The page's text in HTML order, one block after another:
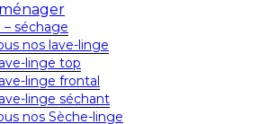
– séchage
nos lave-linge
linge top
linge frontal
linge séchant
nos Sèche-linge